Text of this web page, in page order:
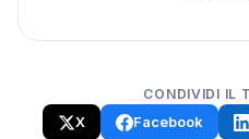
CONDIVIDI IL
X Facebook